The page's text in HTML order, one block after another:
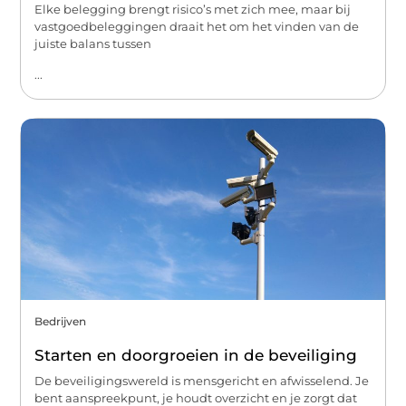
Elke belegging brengt risico’s met zich mee, maar bij
vastgoedbeleggingen draait het om het vinden van de
juiste balans tussen
...
Bedrijven
Starten en doorgroeien in de beveiliging
De beveiligingswereld is mensgericht en afwisselend. Je
bent aanspreekpunt, je houdt overzicht en je zorgt dat